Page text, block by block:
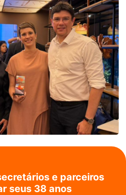
e parceiros
seus 38 anos